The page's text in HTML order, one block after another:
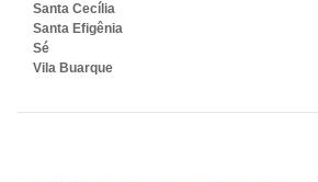
Santa Cecília
Santa Efigênia
Sé
Vila Buarque